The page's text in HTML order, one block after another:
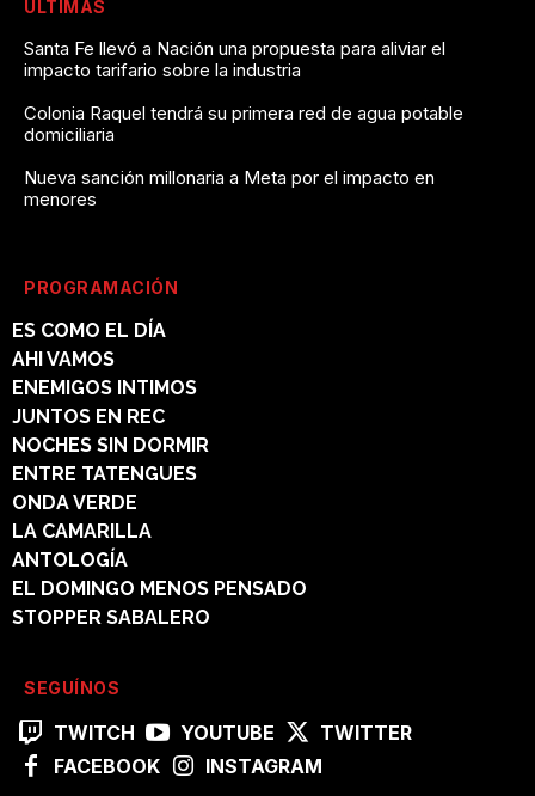
ÚLTIMAS
Santa Fe llevó a Nación una propuesta para aliviar el
impacto tarifario sobre la industria
Colonia Raquel tendrá su primera red de agua potable
domiciliaria
Nueva sanción millonaria a Meta por el impacto en
menores
PROGRAMACIÓN
ES COMO EL DÍA
AHI VAMOS
ENEMIGOS INTIMOS
JUNTOS EN REC
NOCHES SIN DORMIR
ENTRE TATENGUES
ONDA VERDE
LA CAMARILLA
ANTOLOGÍA
EL DOMINGO MENOS PENSADO
STOPPER SABALERO
SEGUÍNOS
TWITCH YOUTUBE
TWITTER
FACEBOOK
INSTAGRAM